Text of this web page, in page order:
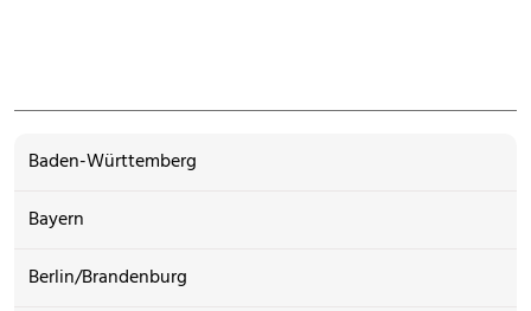
Baden-Württemberg
Bayern
Berlin/Brandenburg